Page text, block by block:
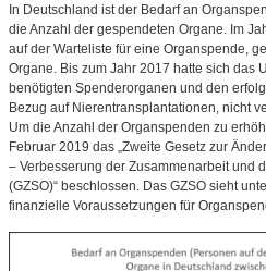
In Deutschland ist der Bedarf an
die Anzahl der gespendeten Organe. Im
auf der Warteliste für eine Organspende,
Organe. Bis zum Jahr 2017 hatte sich das
benötigten Spenderorganen und den
Bezug auf Nierentransplantationen, nicht
Um die Anzahl der Organspenden zu
Februar 2019 das „Zweite Gesetz zur
– Verbesserung der Zusammenarbeit und
(GZSO)“ beschlossen. Das GZSO sieht
finanzielle Voraussetzungen für